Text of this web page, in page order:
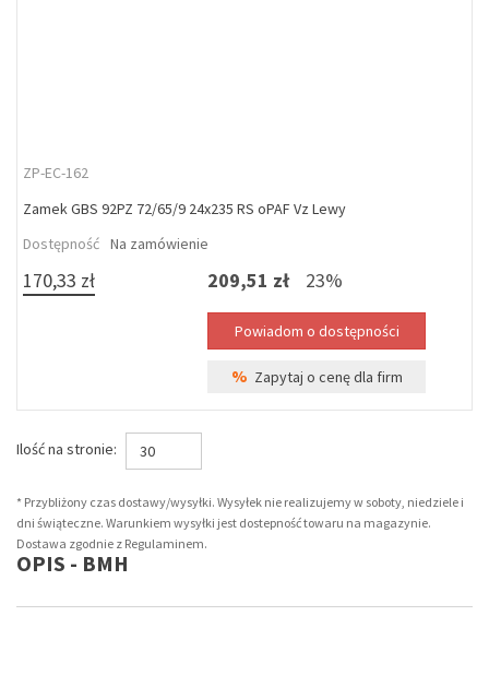
ZP-EC-162
Zamek GBS 92PZ 72/65/9 24x235 RS oPAF Vz Lewy
Dostępność Na zamówienie
170,33 zł 209,51 zł 23%
% Zapytaj o cenę dla firm
Ilość na stronie: 30
* Przybliżony czas dostawy/wysyłki. Wysyłek nie realizujemy w soboty, niedziele i
dni świąteczne. Warunkiem wysyłki jest dostepność towaru na magazynie.
Dostawa zgodnie z Regulaminem.
OPIS - BMH